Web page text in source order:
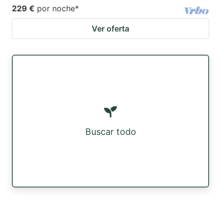
229 € por noche*
Ver oferta
Buscar todo